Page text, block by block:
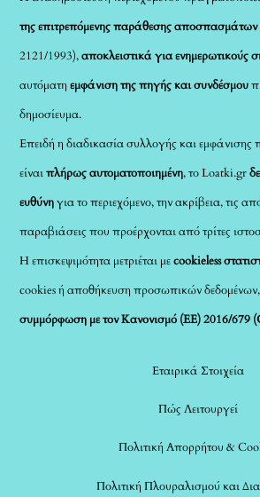
της επιτρεπόμενης παράθεσης αποσπασμάτων
2121/1993),αποκλειστικά για ενημερωτικούς
αυτόματηεμφάνιση της πηγής και συνδέσμου
δημοσίευμα.
Επειδή η διαδικασία συλλογής και εμφάνισης
είναιπλήρως αυτοματοποιημένη, το Loatki.gr
ευθύνηγια το περιεχόμενο, την ακρίβεια, τις
παραβιάσεις που προέρχονται από τρίτες
Η επισκεψιμότητα μετριέται μεcookieless
cookies ή αποθήκευση προσωπικών
συμμόρφωση με τον Κανονισμό (ΕΕ) 2016/679
Εταιρικά Στοιχεία
Πώς Λειτουργεί
Πολιτική Απορρήτου &
Πολιτική Πλουραλισμού και